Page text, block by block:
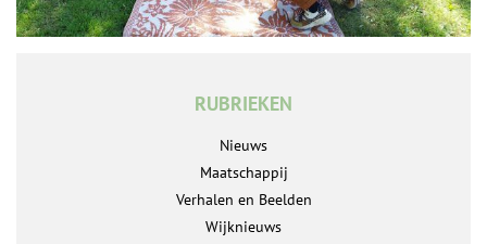
RUBRIEKEN
Nieuws
Maatschappij
Verhalen en Beelden
Wijknieuws